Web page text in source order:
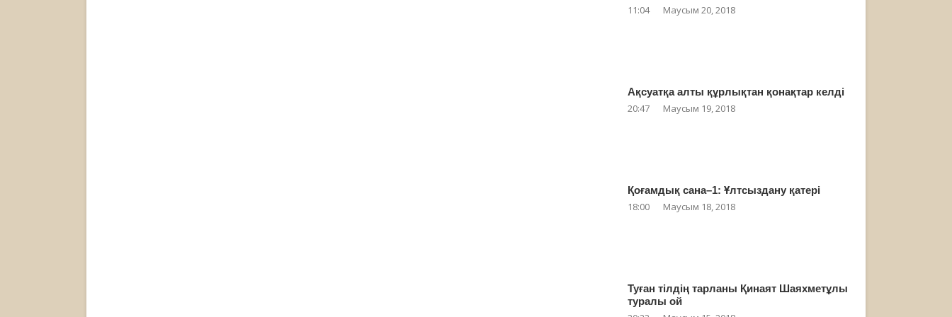
11:04 Маусым 20, 2018
Ақсуатқа алты құрлықтан қонақтар келді
20:47 Маусым 19, 2018
Қоғамдық сана–1: Ұлтсыздану қатері
18:00 Маусым 18, 2018
Туған тілдің тарланы Қинаят Шаяхметұлы
туралы ой